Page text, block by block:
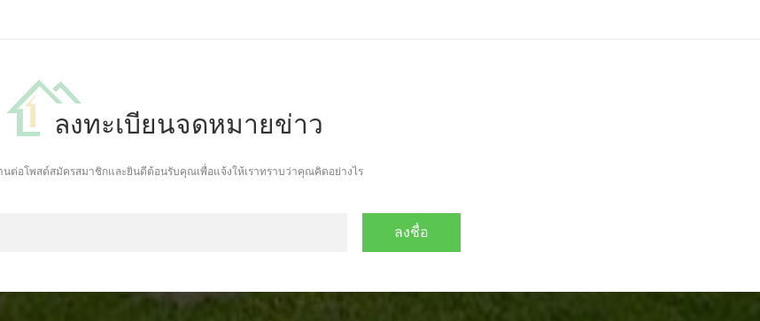
ลงทะเบียนจดหมายข่าว
นต่อโพสต์สมัครสมาชิกและยินดีต้อนรับคุณเพื่อแจ้งให้เราทราบว่าคุณคิดอย่างไร